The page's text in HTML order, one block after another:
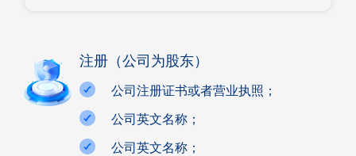
注册（公司为股东）
公司注册证书或者营业执照；
公司英文名称；
公司英文名称；